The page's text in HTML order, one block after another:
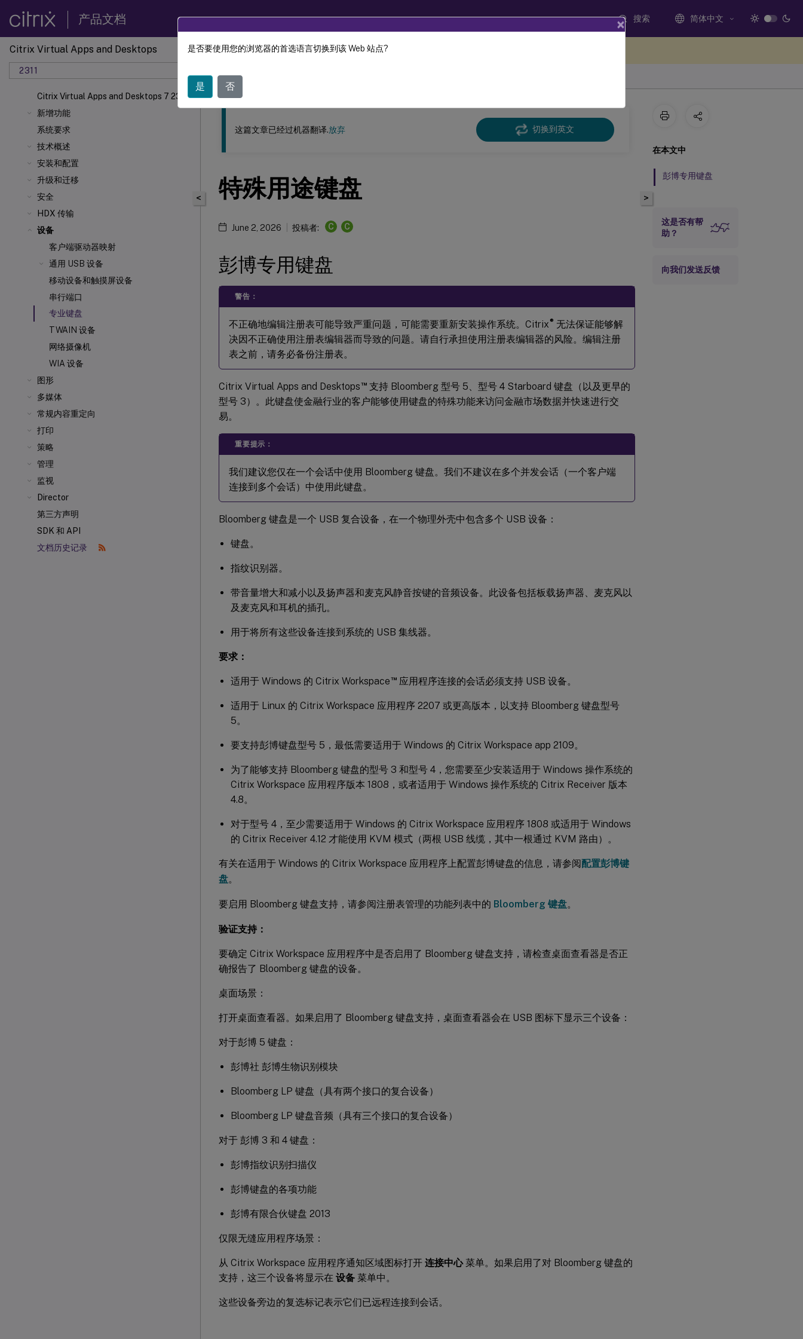
产品文档 搜索 简体中文
Citrix Virtual Apps and Desktops
2311
Citrix Virtual Apps and Desktops 7 2311
新增功能
系统要求
技术概述
安装和配置
升级和迁移
安全
HDX 传输
设备
客户端驱动器映射
通用 USB 设备
移动设备和触摸屏设备
串行端口
专业键盘
TWAIN 设备
网络摄像机
WIA 设备
图形
多媒体
常规内容重定向
打印
策略
管理
监视
Director
第三方声明
SDK 和 API
文档历史记录
此内容已经过机器动态翻译。
<
这篇文章已经过机器翻译.放弃 切换到英文
特殊用途键盘
June 2, 2026 投稿者: C C
彭博专用键盘
警告：
不正确地编辑注册表可能导致严重问题，可能需要重新安装操作系统。Citrix® 无法保证能够解
决因不正确使用注册表编辑器而导致的问题。请自行承担使用注册表编辑器的风险。编辑注册
表之前，请务必备份注册表。
Citrix Virtual Apps and Desktops™支持 Bloomberg 型号 5、型号 4 Starboard 键盘（以及更早的
型号 3）。此键盘使金融行业的客户能够使用键盘的特殊功能来访问金融市场数据并快速进行交
易。
重要提示：
我们建议您仅在一个会话中使用 Bloomberg 键盘。我们不建议在多个并发会话（一个客户端
连接到多个会话）中使用此键盘。
Bloomberg 键盘是一个 USB 复合设备，在一个物理外壳中包含多个 USB 设备：
键盘。
指纹识别器。
带音量增大和减小以及扬声器和麦克风静音按键的音频设备。此设备包括板载扬声器、麦克风以
及麦克风和耳机的插孔。
用于将所有这些设备连接到系统的 USB 集线器。
要求：
适用于 Windows 的 Citrix Workspace™应用程序连接的会话必须支持 USB 设备。
适用于 Linux 的 Citrix Workspace 应用程序 2207 或更高版本，以支持 Bloomberg 键盘型号
5。
要支持彭博键盘型号 5，最低需要适用于 Windows 的 Citrix Workspace app 2109。
为了能够支持 Bloomberg 键盘的型号 3 和型号 4，您需要至少安装适用于 Windows 操作系统的
Citrix Workspace 应用程序版本 1808，或者适用于 Windows 操作系统的 Citrix Receiver 版本
4.8。
对于型号 4，至少需要适用于 Windows 的 Citrix Workspace 应用程序 1808 或适用于 Windows
的 Citrix Receiver 4.12 才能使用 KVM 模式（两根 USB 线缆，其中一根通过 KVM 路由）。
有关在适用于 Windows 的 Citrix Workspace 应用程序上配置彭博键盘的信息，请参阅配置彭博键
盘。
要启用 Bloomberg 键盘支持，请参阅注册表管理的功能列表中的 Bloomberg 键盘。
验证支持：
要确定 Citrix Workspace 应用程序中是否启用了 Bloomberg 键盘支持，请检查桌面查看器是否正
确报告了 Bloomberg 键盘的设备。
桌面场景：
打开桌面查看器。如果启用了 Bloomberg 键盘支持，桌面查看器会在 USB 图标下显示三个设备：
对于彭博 5 键盘：
彭博社 彭博生物识别模块
Bloomberg LP 键盘（具有两个接口的复合设备）
Bloomberg LP 键盘音频（具有三个接口的复合设备）
对于 彭博 3 和 4 键盘：
彭博指纹识别扫描仪
彭博键盘的各项功能
彭博有限合伙键盘 2013
仅限无缝应用程序场景：
从 Citrix Workspace 应用程序通知区域图标打开 连接中心菜单。如果启用了对 Bloomberg 键盘的
支持，这三个设备将显示在 设备 菜单中。
这些设备旁边的复选标记表示它们已远程连接到会话。
>
在本文中
彭博专用键盘
这是否有帮
助？
向我们发送反馈
×
是否要使用您的浏览器的首选语言切换到该 Web 站点?
是 否